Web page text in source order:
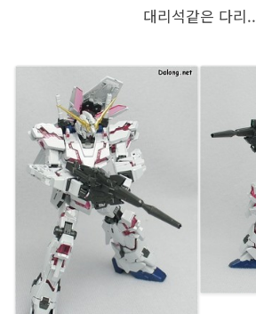
대리석같은 다리..